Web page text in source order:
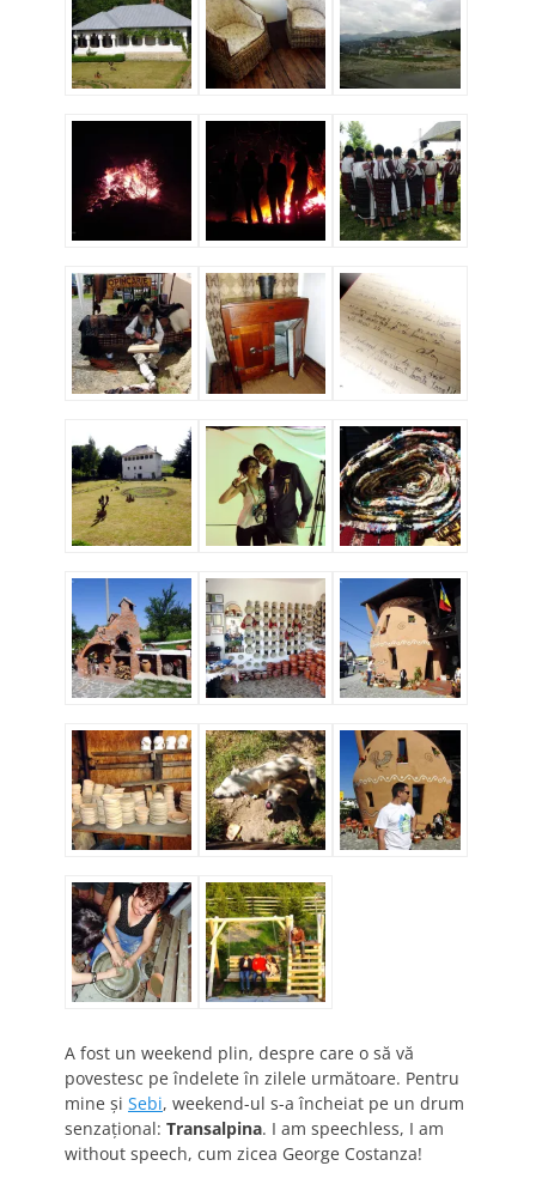
A fost un weekend plin, despre care o să vă
povestesc pe îndelete în zilele următoare. Pentru
mine şi Sebi, weekend-ul s-a încheiat pe un drum
senzaţional: Transalpina. I am speechless, I am
without speech, cum zicea George Costanza!